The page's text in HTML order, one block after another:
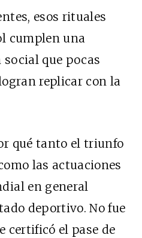
esos rituales
cumplen una
que pocas
replicar con la
qué tanto el triunfo
las actuaciones
en general
deportivo. No fue
certificó el pase de